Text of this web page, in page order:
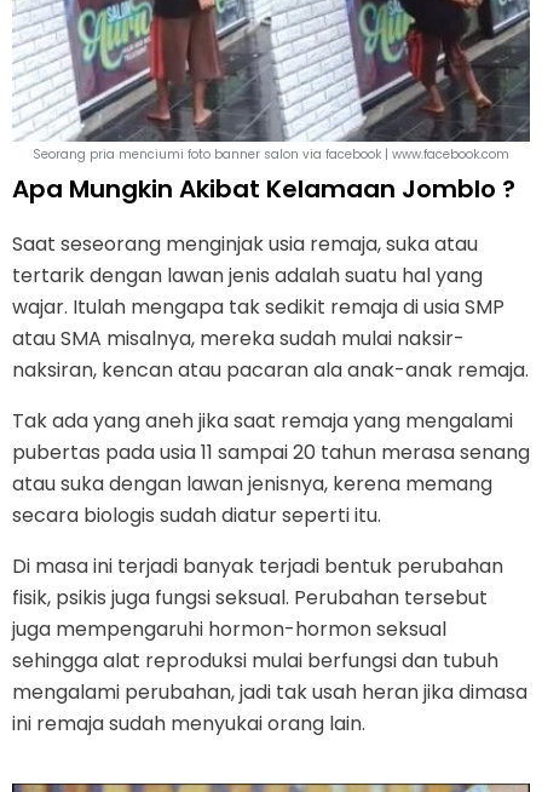
Seorang pria menciumi foto banner salon via facebook | www.facebook.com
Apa Mungkin Akibat Kelamaan Jomblo ?
Saat seseorang menginjak usia remaja, suka atau
tertarik dengan lawan jenis adalah suatu hal yang
wajar. Itulah mengapa tak sedikit remaja di usia SMP
atau SMA misalnya, mereka sudah mulai naksir-
naksiran, kencan atau pacaran ala anak-anak remaja.
Tak ada yang aneh jika saat remaja yang mengalami
pubertas pada usia 11 sampai 20 tahun merasa senang
atau suka dengan lawan jenisnya, kerena memang
secara biologis sudah diatur seperti itu.
Di masa ini terjadi banyak terjadi bentuk perubahan
fisik, psikis juga fungsi seksual. Perubahan tersebut
juga mempengaruhi hormon-hormon seksual
sehingga alat reproduksi mulai berfungsi dan tubuh
mengalami perubahan, jadi tak usah heran jika dimasa
ini remaja sudah menyukai orang lain.